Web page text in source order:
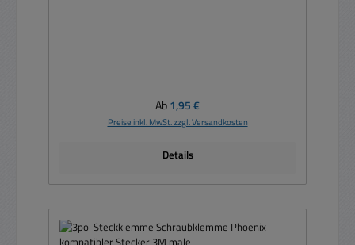
Regulärer Preis:
Ab1,95 €
Preise inkl. MwSt. zzgl. Versandkosten
Details